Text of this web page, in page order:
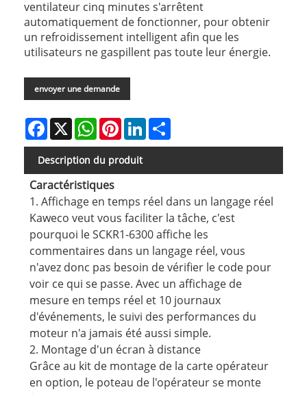
ventilateur cinq minutes s'arrêtent
automatiquement de fonctionner, pour obtenir
un refroidissement intelligent afin que les
utilisateurs ne gaspillent pas toute leur énergie.
envoyer une demande
Facebook
X WhatsAppPinterestLinkedIn
Description du produit
Caractéristiques
1. Affichage en temps réel dans un langage réel
Kaweco veut vous faciliter la tâche, c'est
pourquoi le SCKR1-6300 affiche les
commentaires dans un langage réel, vous
n'avez donc pas besoin de vérifier le code pour
voir ce qui se passe. Avec un affichage de
mesure en temps réel et 10 journaux
d'événements, le suivi des performances du
moteur n'a jamais été aussi simple.
2. Montage d'un écran à distance
Grâce au kit de montage de la carte opérateur
en option, le poteau de l'opérateur se monte